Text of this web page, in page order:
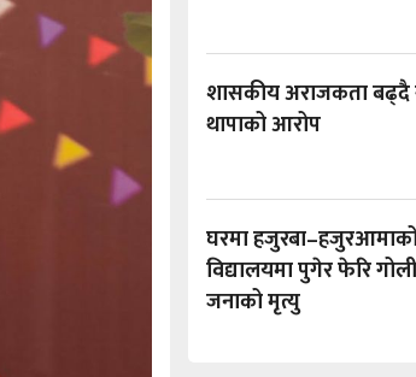
शासकीय अराजकता
थापाको आरोप
घरमा
विद्यालयमा पुगेर फेरि
जनाको मृत्यु